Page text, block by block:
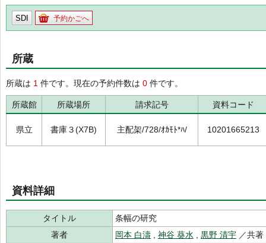
SDI 予約かごへ
所蔵
所蔵は 1 件です。現在の予約件数は 0 件です。
所蔵館 所蔵場所 請求記号 資料コード
県立 書庫３(X7B) 主配架/728/ｵｶﾓﾄ*ﾊ/ 10201665213
資料詳細
タイトル
条幅の研究
著者
岡本 白濤 神谷 葵水 黒野 清宇 ／共